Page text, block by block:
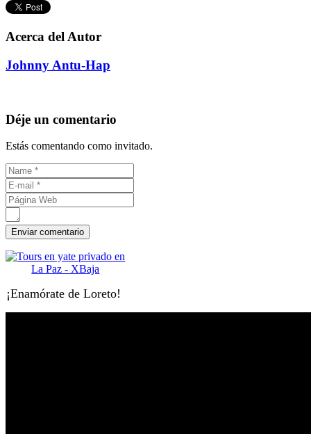
Acerca del Autor
Johnny Antu-Hap
Déje un comentario
Estás comentando como invitado.
¡Enamórate de Loreto!